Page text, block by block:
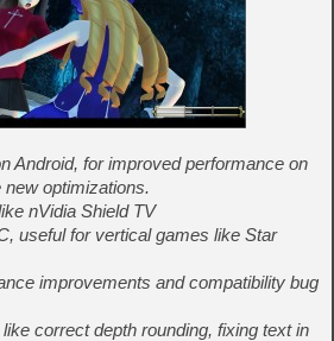
Android, for improved performance on
optimizations.
nVidia Shield TV
useful for vertical games like Star
improvements and compatibility bug
correct depth rounding, fixing text in